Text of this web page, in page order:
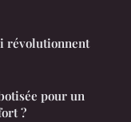
révolutionnent
pour un
?